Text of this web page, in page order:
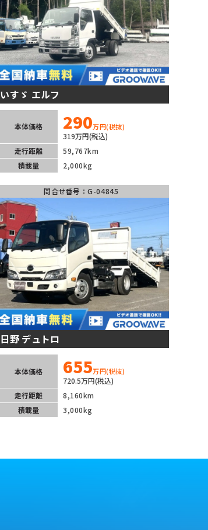
いすゞ エルフ
本体価格 290万円(税抜)
319万円(税込)
走行距離
59,767km
積載量
2,000kg
問合せ番号：G-04845
日野 デュトロ
本体価格 655万円(税抜)
720.5万円(税込)
走行距離
8,160km
積載量
3,000kg